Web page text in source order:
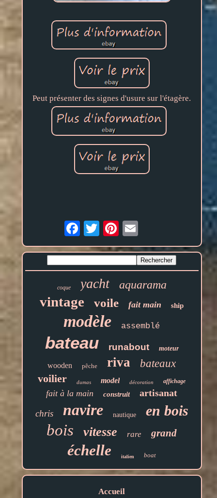
Peut présenter des signes d'usure sur l'étagère.
Email
coque yacht aquarama
vintage voile fait main ship
modèle assemblé
bateau runabout moteur
wooden pêche riva
bateaux
voilier
dumas model décoration affichage
fait à la main construit artisanat
chris navire nautique en bois
bois vitesse rare grand
échelle italien boat
Accueil